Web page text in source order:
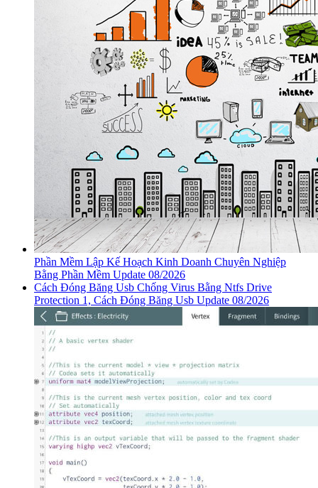
Phần Mềm Lập Kế Hoạch Kinh Doanh Chuyên Nghiệp
Bằng Phần Mềm Update 08/2026
Cách Đóng Băng Usb Chống Virus Bằng Ntfs Drive
Protection 1, Cách Đóng Băng Usb Update 08/2026